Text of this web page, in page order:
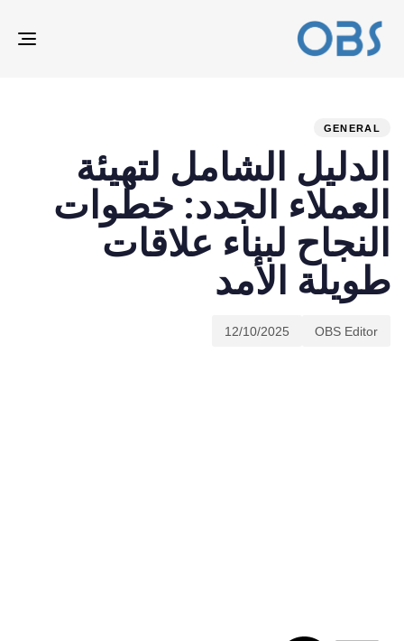
GENERAL
الدليل الشامل لتهيئة
العملاء الجدد: خطوات
النجاح لبناء علاقات
طويلة الأمد
OBS Editor
12/10/2025